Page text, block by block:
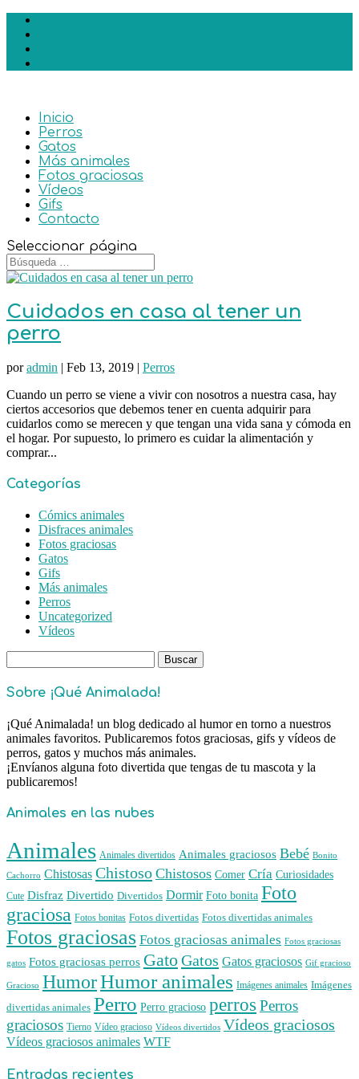
Inicio
Perros
Gatos
Más animales
Fotos graciosas
Vídeos
Gifs
Contacto
Seleccionar página
Cuidados en casa al tener un
perro
poradmin | Feb 13, 2019 | Perros
Cuando un perro se viene a vivir con nosotros a nuestra casa, hay
ciertos accesorios que debemos tener en cuenta adquirir para
cuidarlos como se merecen y que tengan una vida sana y cómoda en
el hogar. Por supuesto, lo primero es cuidar la alimentación y
comprar...
Categorías
Cómics animales
Disfraces animales
Fotos graciosas
Gatos
Gifs
Más animales
Perros
Uncategorized
Vídeos
Sobre ¡Qué Animalada!
¡Qué Animalada! un blog dedicado al humor en torno a nuestros
animales favoritos. Publicaremos fotos graciosas, gifs y vídeos de
perros, gatos y muchos más animales.
¡Envíanos alguna foto divertida que tengas de tu mascota y la
publicaremos!
Animales en las nubes
Animales Animales divertidos Animales graciosos Bebé Bonito
Cachorro Chistosas Chistoso Chistosos Comer Cría Curiosidades
Cute Disfraz Divertido Divertidos Dormir Foto bonita Foto
graciosa Fotos bonitas Fotos divertidas Fotos divertidas animales
Fotos graciosas Fotos graciosas animales Fotos graciosas
gatos Fotos graciosas perros GatoGatos Gatos graciosos Gif gracioso
Gracioso HumorHumor animales Imágenes animales Imágenes
divertidas animales Perro Perro gracioso perros Perros
graciosos Tierno Vídeo gracioso Vídeos divertidos Vídeos graciosos
Vídeos graciosos animales WTF
Entradas recientes